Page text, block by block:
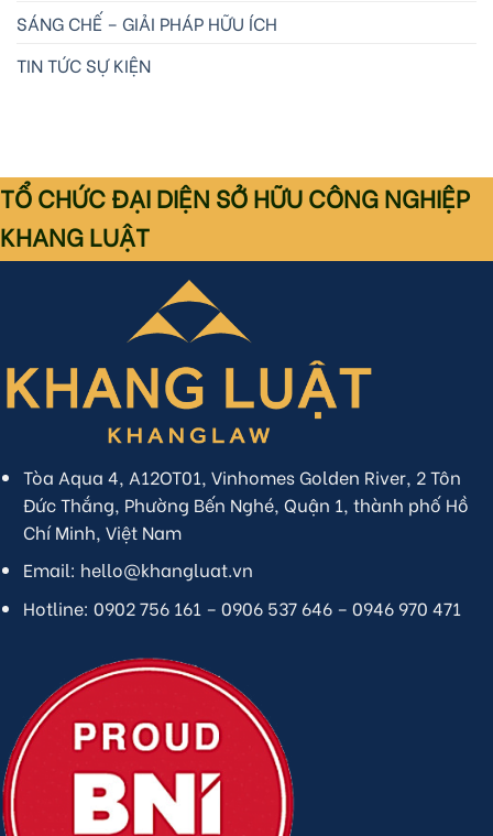
SÁNG CHẾ – GIẢI PHÁP HỮU ÍCH
TIN TỨC SỰ KIỆN
TỔ CHỨC ĐẠI DIỆN SỞ HỮU CÔNG NGHIỆP
KHANG LUẬT
Tòa Aqua 4, A12OT01, Vinhomes Golden River, 2 Tôn
Đức Thắng, Phường Bến Nghé, Quận 1, thành phố Hồ
Chí Minh, Việt Nam
Email: hello@khangluat.vn
Hotline: 0902 756 161 – 0906 537 646 – 0946 970 471